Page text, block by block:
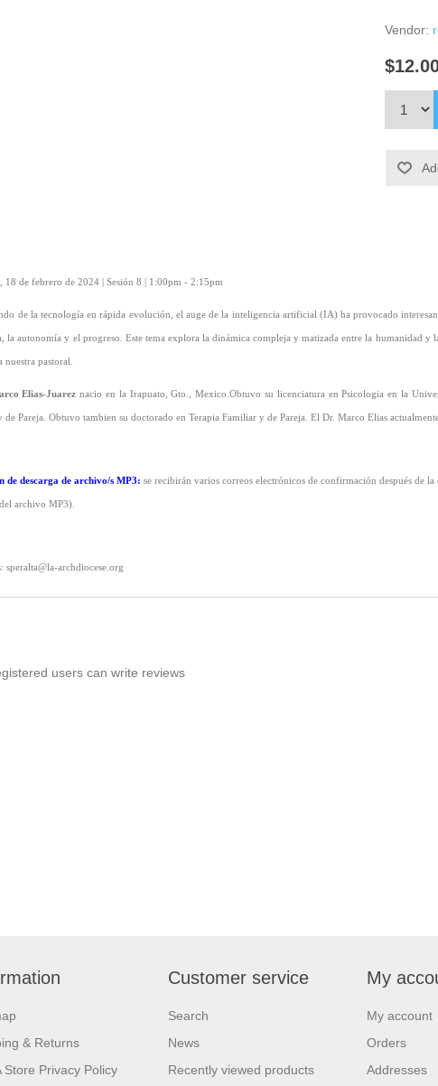
Vendor:
18 de febrero de 2024 | Sesión 8 | 1:00pm - 2:15pm
de la tecnología en rápida evolución, el auge de la inteligencia artificial (IA) ha provocado
la autonomía y el progreso. Este tema explora la dinámica compleja y matizada entre la humanidad
nuestra pastoral.
Elias-Juarez nacio en la Irapuato, Gto., Mexico.Obtuvo su licenciatura en Psicologia en la
de Pareja. Obtuvo tambien su doctorado en Terapia Familiar y de Pareja. El Dr. Marco Elias
de descarga de archivo/s MP3: se recibirán varios correos electrónicos de confirmación después de
archivo MP3).
speralta@la-archdiocese.org
users can write reviews
& Returns
Store Privacy Policy
Customer service
Search
News
Recently viewed products
My
My account
Orders
Addresses